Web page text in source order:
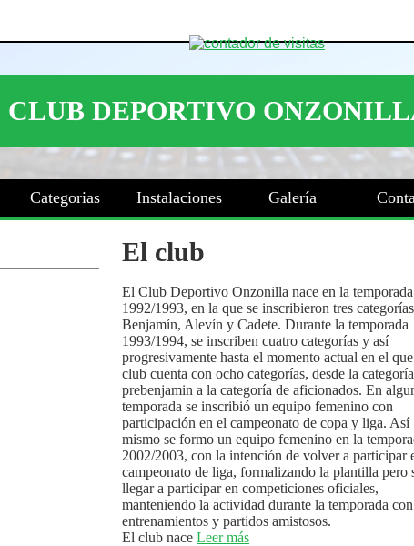
Categorias Instalaciones Galería
El club
El Club Deportivo Onzonilla nace en la temporada
1992/1993, en la que se inscribieron tres
Benjamín, Alevín y Cadete. Durante la temporada
1993/1994, se inscriben cuatro categorías y así
progresivamente hasta el momento actual en el
club cuenta con ocho categorías, desde la categoría
prebenjamin a la categoría de aficionados. En
temporada se inscribió un equipo femenino con
participación en el campeonato de copa y liga. Así
mismo se formo un equipo femenino en la
2002/2003, con la intención de volver a participar
campeonato de liga, formalizando la plantilla pero
llegar a participar en competiciones oficiales,
manteniendo la actividad durante la temporada con
entrenamientos y partidos amistosos.
El club nace Leer más